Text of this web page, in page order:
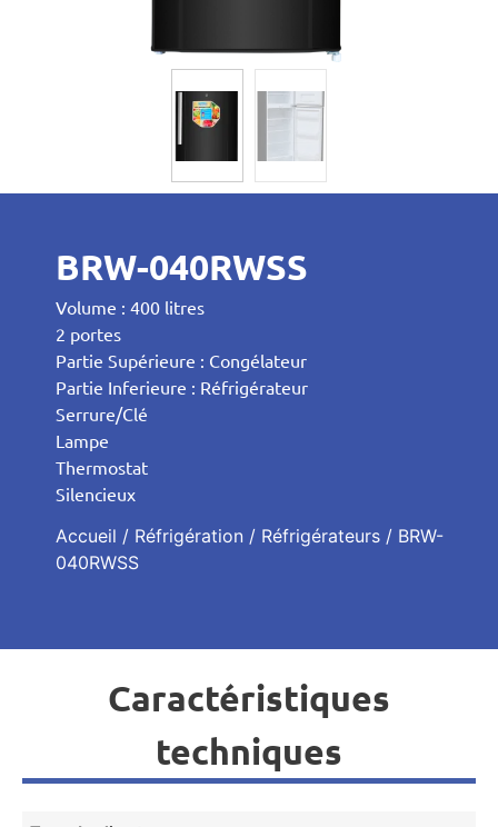
BRW-040RWSS
Volume : 400 litres
2 portes
Partie Supérieure : Congélateur
Partie Inferieure : Réfrigérateur
Serrure/Clé
Lampe
Thermostat
Silencieux
Accueil / Réfrigération / Réfrigérateurs / BRW-
040RWSS
Caractéristiques
techniques